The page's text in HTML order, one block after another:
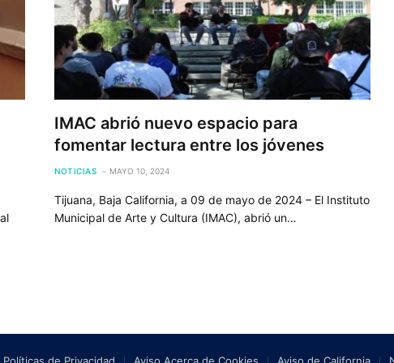
IMAC abrió nuevo espacio para
fomentar lectura entre los jóvenes
NOTICIAS MAYO 10, 2024
Tijuana, Baja California, a 09 de mayo de 2024 – El Instituto
Municipal de Arte y Cultura (IMAC), abrió un…